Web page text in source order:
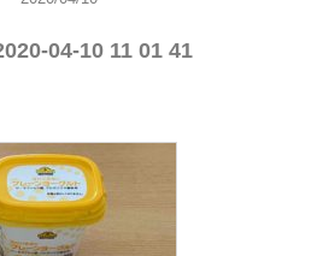
04-10 11 01 41